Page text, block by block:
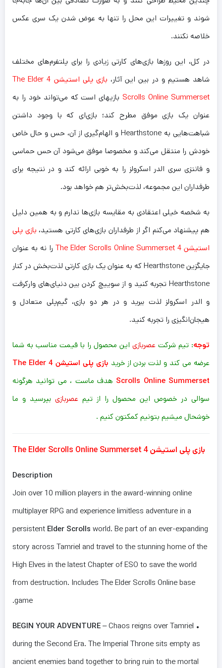
شوند و تغییرات این محل را تنها به عوض شدن یک سری عکس
خلاصه نکنند.
در کل، این روز‌ها بازی‌های کارتی زیادی را برای پلتفرم‌های مختلف
شاهد هستیم و در بین این آثار،
بازی پلی استیشن 4 The Elder
Scrolls Online Summersetبازیهای است که می‌تواند خود را به
عنوان یک بازی موفق مطرح کند؛ بازی‌ای که با وجود داشتن
شباهت‌هایی به Hearthstone و الهام‌گیری از آن، حس و حال خاص
خودش را منتقل می‌کند و مخصوصا موفق می‌شود آن حس حماسی
و فانتزی سری الدر اسکرولز را به خوبی ارائه کند و در نتیجه برای
طرفداران این مجموعه، لذت‌بخش‌تر هم خواهد بود.
به شخصه خیلی اعتقادی به مقایسه بازی‌ها ندارم و به همین دلیل
هم پیشنهاد می‌کنم اگر از طرفداران بازی‌های کارتی هستید، بازی پلی
استیشن 4 The Elder Scrolls Online Summerset
را نه به عنوان
جایگزین Hearthstone که به عنوان یک بازی کارتی لذت‌بخش در کنار
Hearthstone تجربه کنید و از سوییچ کردن بین دنیای‌های وارکرفت
و الدر اسکرولز لذت ببرید و در هر دو بازی، گیم‌پلی متعادل و
هیجان‌انگیزی را تجربه کنید.
توجه: تیم شرکت عصربازی این محصول را با قیمت مناسب به شما
عرضه می کند و لذت بردن از خرید
بازی پلی استیشن 4 The Elder
Scrolls Online Summerset هدف ماست ، می توانید هرگونه
سوالی در خصوص این محصول را از تیم عصربازی بپرسید و ما
خوشحال میشیم بتونیم کمکتون کنیم .
بازی پلی استیشن 4 The Elder Scrolls Online Summerset
Description
Join over 10 million players in the award-winning online
multiplayer RPG and experience limitless adventure in a
persistent Elder Scrolls world. Be part of an ever-expanding
story across Tamriel and travel to the stunning home of the
High Elves in the latest Chapter of ESO to save the world
from destruction. Includes The Elder Scrolls Online base
game.
•
BEGIN YOUR ADVENTURE– Chaos reigns over Tamriel
during the Second Era. The Imperial Throne sits empty as
ancient enemies band together to bring ruin to the mortal